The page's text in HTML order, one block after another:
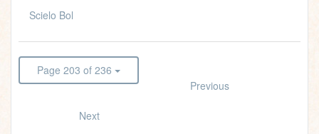
Scielo Bol
Page 203 of 236
Previous
Next